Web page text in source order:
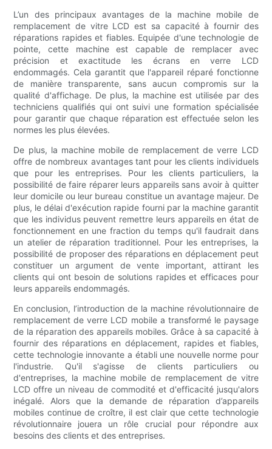
L’un des principaux avantages de la machine mobile de
remplacement de vitre LCD est sa capacité à fournir des
réparations rapides et fiables. Equipée d'une technologie de
pointe, cette machine est capable de remplacer avec
précision et exactitude les écrans en verre LCD
endommagés. Cela garantit que l'appareil réparé fonctionne
de manière transparente, sans aucun compromis sur la
qualité d'affichage. De plus, la machine est utilisée par des
techniciens qualifiés qui ont suivi une formation spécialisée
pour garantir que chaque réparation est effectuée selon les
normes les plus élevées.
De plus, la machine mobile de remplacement de verre LCD
offre de nombreux avantages tant pour les clients individuels
que pour les entreprises. Pour les clients particuliers, la
possibilité de faire réparer leurs appareils sans avoir à quitter
leur domicile ou leur bureau constitue un avantage majeur. De
plus, le délai d'exécution rapide fourni par la machine garantit
que les individus peuvent remettre leurs appareils en état de
fonctionnement en une fraction du temps qu'il faudrait dans
un atelier de réparation traditionnel. Pour les entreprises, la
possibilité de proposer des réparations en déplacement peut
constituer un argument de vente important, attirant les
clients qui ont besoin de solutions rapides et efficaces pour
leurs appareils endommagés.
En conclusion, l’introduction de la machine révolutionnaire de
remplacement de verre LCD mobile a transformé le paysage
de la réparation des appareils mobiles. Grâce à sa capacité à
fournir des réparations en déplacement, rapides et fiables,
cette technologie innovante a établi une nouvelle norme pour
l'industrie. Qu'il s'agisse de clients particuliers ou
d'entreprises, la machine mobile de remplacement de vitre
LCD offre un niveau de commodité et d'efficacité jusqu'alors
inégalé. Alors que la demande de réparation d’appareils
mobiles continue de croître, il est clair que cette technologie
révolutionnaire jouera un rôle crucial pour répondre aux
besoins des clients et des entreprises.